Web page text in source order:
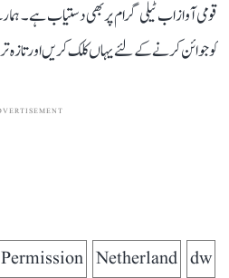
قومی آواز اب ٹیلی گرام پر بھی دستیاب ہے۔
کو جوائن کرنے کے لئے یہاں کلک کریں اور
dw
Netherland
Permission